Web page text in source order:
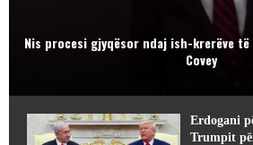
Nis procesi gjyqësor ndaj ish-krerëve të
Covey
Erdogani
Trumpit